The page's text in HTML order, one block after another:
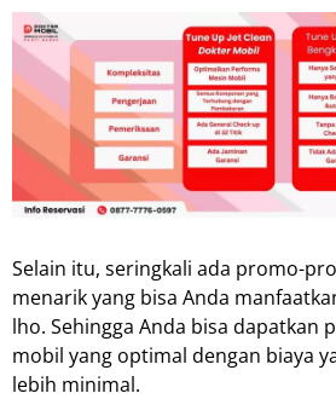
Selain itu, seringkali ada promo-
menarik yang bisa Anda
lho. Sehingga Anda bisa dapatkan
mobil yang optimal dengan biaya
lebih minimal.